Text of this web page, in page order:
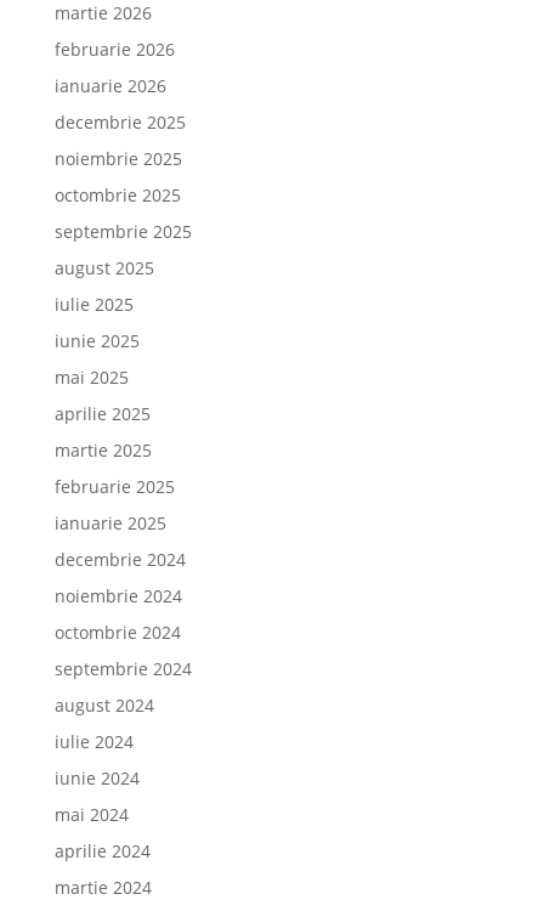
martie 2026
februarie 2026
ianuarie 2026
decembrie 2025
noiembrie 2025
octombrie 2025
septembrie 2025
august 2025
iulie 2025
iunie 2025
mai 2025
aprilie 2025
martie 2025
februarie 2025
ianuarie 2025
decembrie 2024
noiembrie 2024
octombrie 2024
septembrie 2024
august 2024
iulie 2024
iunie 2024
mai 2024
aprilie 2024
martie 2024